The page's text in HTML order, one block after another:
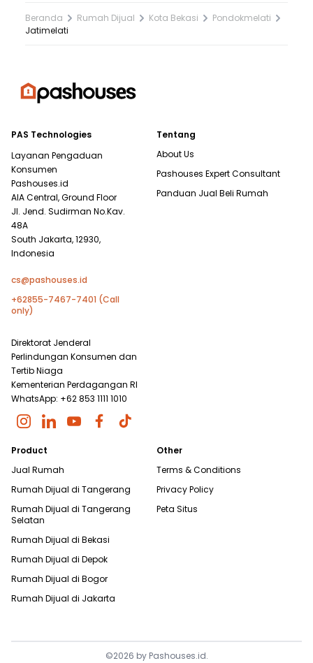
Beranda Rumah Dijual Kota Bekasi
Pondokmelati
Jatimelati
PAS Technologies
Layanan Pengaduan
Konsumen
Pashouses.id
AIA Central, Ground Floor
Jl. Jend. Sudirman No.Kav.
48A
South Jakarta, 12930,
Indonesia
cs@pashouses.id
+62855-7467-7401 (Call
only)
Direktorat Jenderal
Perlindungan Konsumen dan
Tertib Niaga
Kementerian Perdagangan RI
WhatsApp: +62 853 1111 1010
Tentang
About Us
Pashouses Expert Consultant
Panduan Jual Beli Rumah
Product
Jual Rumah
Rumah Dijual di Tangerang
Rumah Dijual di Tangerang
Selatan
Rumah Dijual di Bekasi
Rumah Dijual di Depok
Rumah Dijual di Bogor
Rumah Dijual di Jakarta
Other
Terms & Conditions
Privacy Policy
Peta Situs
©2026 by Pashouses.id.